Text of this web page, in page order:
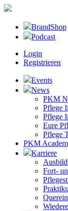
BrandShop
Podcast
Login
Registrieren
Events
News
PKM
Pflege
Pflege
Eure
Pflege
PKM
Karriere
Fort-